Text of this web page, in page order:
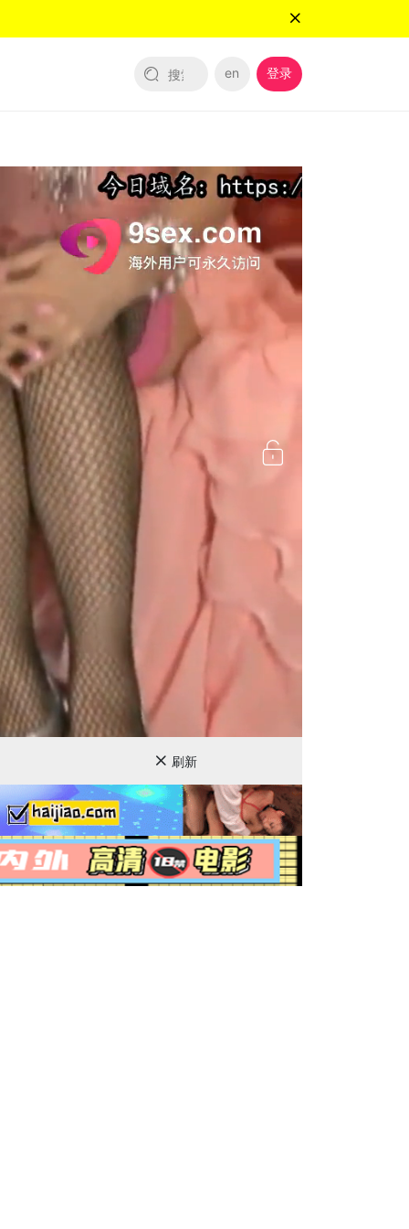
en 登录
刷新